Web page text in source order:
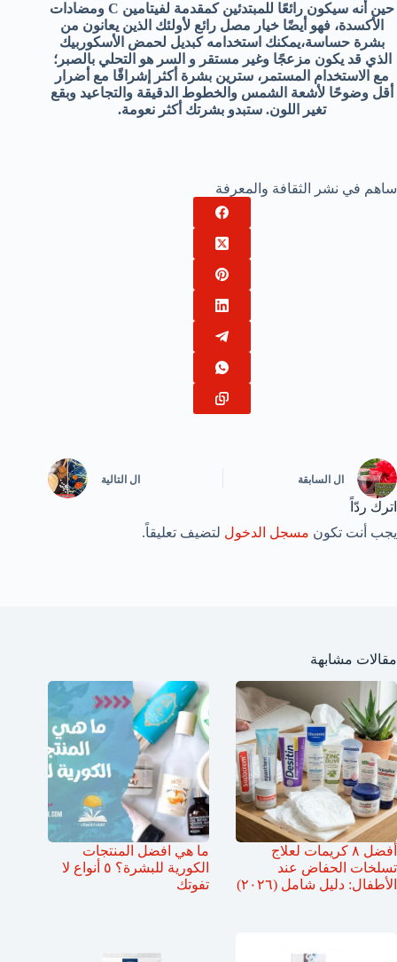
حين أنه سيكون رائعًا للمبتدئين كمقدمة لفيتامين C ومضادات
الأكسدة، فهو أيضًا خيار مصل رائع لأولئك الذين يعانون من
بشرة حساسة،يمكنك استخدامه كبديل لحمض الأسكوربيك
الذي قد يكون مزعجًا وغير مستقر و السر هو التحلي بالصبر؛
مع الاستخدام المستمر، سترين بشرة أكثر إشراقًا مع أضرار
أقل وضوحًا لأشعة الشمس والخطوط الدقيقة والتجاعيد وبقع
تغير اللون. ستبدو بشرتك أكثر نعومة.
ساهم في نشر الثقافة والمعرفة
ال السابقة ال التالية
اترك ردّاً
يجب أنت تكون مسجل الدخول لتضيف تعليقاً.
مقالات مشابهة
أفضل ٨ كريمات لعلاج
تسلخات الحفاض عند
الأطفال: دليل شامل (٢٠٢٦)
ما هي افضل المنتجات
الكورية للبشرة؟ ٥ أنواع لا
تفوتك